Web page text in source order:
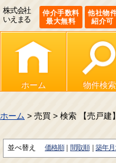
株式会社
いえまる
仲介手数料
最大無料
他社物
紹介可
ホーム 物件検索
ホーム > 売買 > 検索 【売戸建
並べ替え 価格順 間取順 築年月